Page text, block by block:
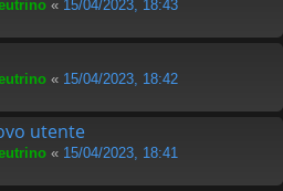
« 15/04/2023, 18:43
« 15/04/2023, 18:42
utente
« 15/04/2023, 18:41